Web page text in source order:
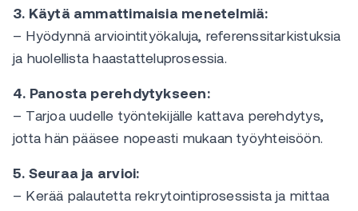
3. Käytä ammattimaisia menetelmiä:
– Hyödynnä arviointityökaluja, referenssitarkistuksia
ja huolellista haastatteluprosessia.
4. Panosta perehdytykseen:
– Tarjoa uudelle työntekijälle kattava perehdytys,
jotta hän pääsee nopeasti mukaan työyhteisöön.
5. Seuraa ja arvioi:
– Kerää palautetta rekrytointiprosessista ja mittaa